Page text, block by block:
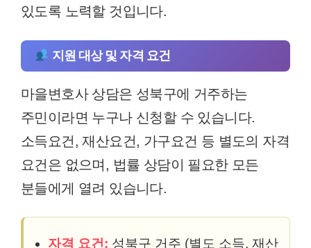
있도록 노력할 것입니다.
지원 대상 및 자격 요건
마을변호사 상담은 성북구에 거주하는
주민이라면 누구나 신청할 수 있습니다.
소득요건, 재산요건, 가구요건 등 별도의 자격
요건은 없으며, 법률 상담이 필요한 모든
분들에게 열려 있습니다.
자격 요건: 성북구 거주 (별도 소득, 재산